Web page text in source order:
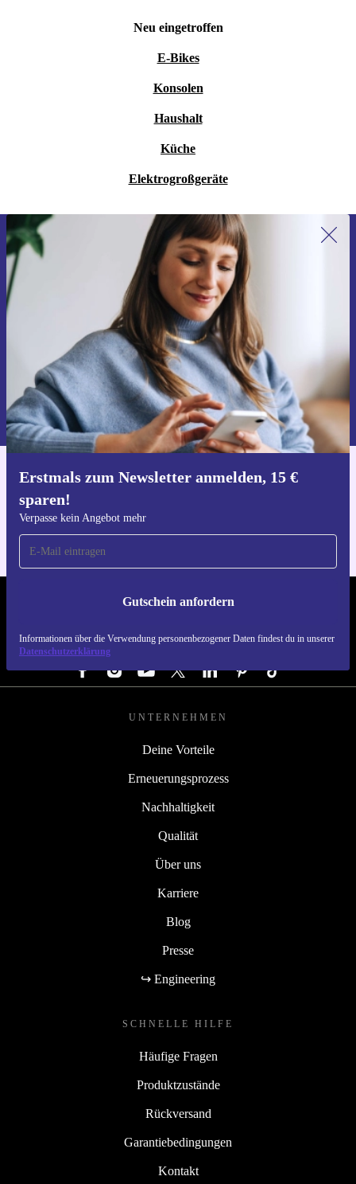
Absolut! Dank sicherer Konnektivität und kompaktem
Design passt das Telefon auf jeden Schreibtisch – ob zu
PRODUKTEN IM ZUBEHÖRBEREICH?
Mit langlebigen Geräten wie dem Cisco 7942G
reduzierst du Elektroschrott und setzt auf bewussten
bessere Zukunft für uns alle.
Deine Vorteile bei refurbed
Mindestens 12 Monate Garantie– Du bist sorglos unterwegs,
30 Tage kostenlos testen– Überzeuge dich ganz ohne Risiko
von deinem neuen IP-Telefon.
Vertraue auf smarte Kommunikation mit dem Cisco
7942G Unified IP Phone – für einen nachhaltigen und
entspannten Arbeitsalltag!
Neu eingetroffen
E-Bikes
Konsolen
Haushalt
Küche
Elektrogroßgeräte
Erstmals zum Newsletter anmelden, 15 €
sparen!
Verpasse kein Angebot mehr
Gutschein anfordern
Informationen über die Verwendung personenbezogener Daten findest du in unserer
Datenschutzerklärung
Erstmals zum Newsletter anmelden,
15 € sparen!
Verpasse kein Angebot mehr.
Gutschein anfordern
Informationen über die Verwendung personenbezogener Daten findest
du in unserer
Datenschutzerklärung.
Hol dir die refurbed-App
REFURBED DEUTSCHLAND - RETHINK NEW.
FOLGE UNS
UNTERNEHMEN
Deine Vorteile
Erneuerungsprozess
Nachhaltigkeit
Qualität
Über uns
Karriere
Blog
Presse
↪ Engineering
SCHNELLE HILFE
Häufige Fragen
Produktzustände
Rückversand
Garantiebedingungen
Kontakt